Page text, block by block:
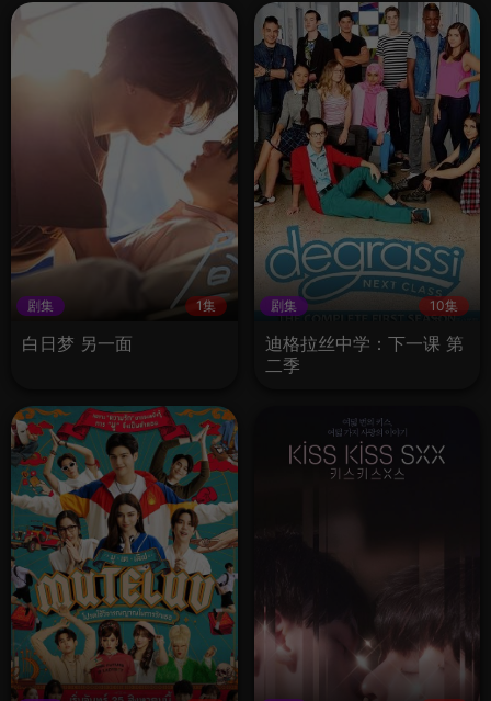
剧集 1集
白日梦 另一面
剧集 10集
迪格拉丝中学：下一课 第
二季